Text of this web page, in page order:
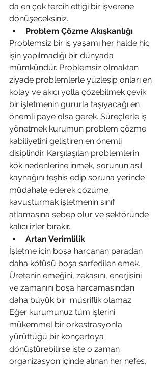
da en çok tercih ettiği bir işverene
dönüşeceksiniz.
Problem Çözme Akışkanlığı
Problemsiz bir iş yaşamı her halde hiç
işin yapılmadığı bir dünyada
mümkündür. Problemsiz olmaktan
ziyade problemlerle yüzleşip onları en
kolay ve akıcı yolla çözebilmek çevik
bir işletmenin gururla taşıyacağı en
önemli paye olsa gerek. Süreçlerle iş
yönetmek kurumun problem çözme
kabiliyetini geliştiren en önemli
disiplindir. Karşılaşılan problemlerin
kök nedenlerine inmek, sorunun asıl
kaynağını teşhis edip soruna yerinde
müdahale ederek çözüme
kavuşturmak işletmenin sınıf
atlamasına sebep olur ve sektöründe
kalıcı izler bırakır.
Artan Verimlilik
İşletme için boşa harcanan paradan
daha kötüsü boşa sarfedilen emek.
Üretenin emeğini, zekasını, enerjisini
ve zamanını boşa harcamasından
daha büyük bir  müsriflik olamaz.
Eğer kurumunuz tüm işlerini
mükemmel bir orkestrasyonla
yürüttüğü bir konçertoya
dönüştürebilirse işte o zaman
organizasyon içinde alınan her nefes,